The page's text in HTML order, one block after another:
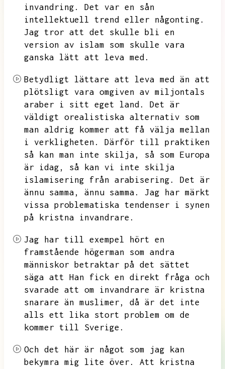
invandring.
Det var en sån
intellektuell trend eller någonting.
Jag tror att det skulle bli en
version av islam som skulle vara
ganska lätt att leva med.
Betydligt lättare att leva med än att
plötsligt vara omgiven av miljontals
araber i sitt eget land.
Det är
väldigt orealistiska alternativ som
man aldrig kommer att få välja mellan
i verkligheten.
Därför till praktiken
så kan man inte skilja,
så som Europa
är idag,
så kan vi inte skilja
islamisering från arabisering.
Det är
ännu samma,
ännu samma.
Jag har märkt
vissa problematiska tendenser i synen
på kristna invandrare.
Jag har till exempel hört en
framstående högerman som andra
människor betraktar på det sättet
säga att Han fick en direkt fråga och
svarade att om invandrare är kristna
snarare än muslimer,
då är det inte
alls ett lika stort problem om de
kommer till Sverige.
Och det här är något som jag kan
bekymra mig lite över.
Att kristna